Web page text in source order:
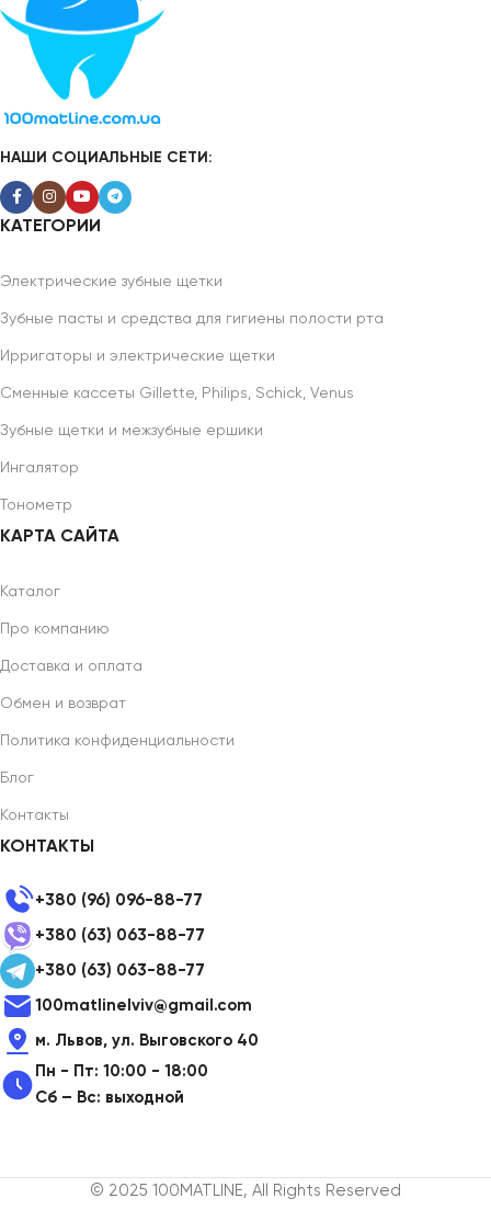
НАШИ СОЦИАЛЬНЫЕ СЕТИ:
КАТЕГОРИИ
Электрические зубные щетки
Зубные пасты и средства для гигиены полости рта
Ирригаторы и электрические щетки
Сменные кассеты Gillette, Philips, Schick, Venus
Зубные щетки и межзубные ершики
Ингалятор
Тонометр
КАРТА САЙТА
Каталог
Про компанию
Доставка и оплата
Обмен и возврат
Политика конфиденциальности
Блог
Контакты
КОНТАКТЫ
+380 (96) 096-88-77
+380 (63) 063-88-77
+380 (63) 063-88-77
100matlinelviv@gmail.com
м. Львов, ул. Выговского 40
Пн - Пт: 10:00 - 18:00
Сб – Вс: выходной
© 2025 100MATLINE, All Rights Reserved